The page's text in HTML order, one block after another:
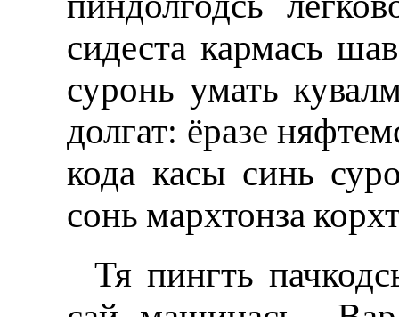
сидеста кармась
суронь умать
долгат: ёразе
кода касы синь
сонь мархтонза
Тя пингть